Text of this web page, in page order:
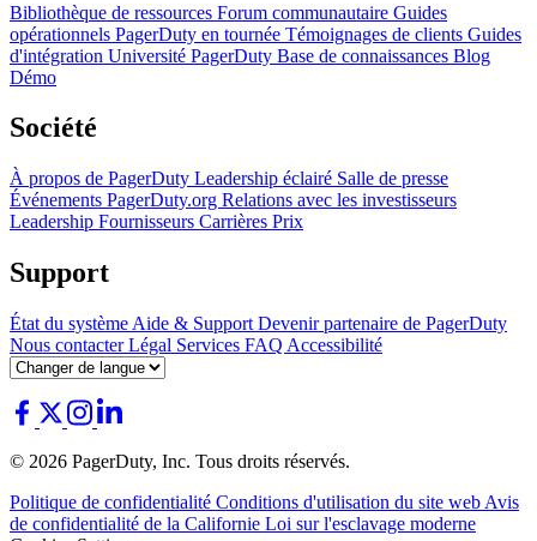
Bibliothèque de ressources Forum communautaire Guides
opérationnels PagerDuty en tournée Témoignages de clients Guides
d'intégration Université PagerDuty Base de connaissances Blog
Démo
Société
À propos de PagerDuty Leadership éclairé Salle de presse
Événements PagerDuty.org Relations avec les investisseurs
Leadership Fournisseurs Carrières Prix
Support
État du système Aide & Support Devenir partenaire de PagerDuty
Nous contacterLégal Services FAQ Accessibilité
© 2026 PagerDuty, Inc. Tous droits réservés.
Politique de confidentialité Conditions d'utilisation du site web Avis
de confidentialité de la Californie Loi sur l'esclavage moderne